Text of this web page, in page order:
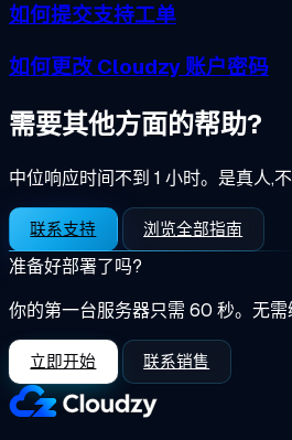
如何提交支持工单
如何更改 Cloudzy 账户密码
需要其他方面的帮助?
中位响应时间不到 1 小时。是真人,不
联系支持 浏览全部指南
准备好部署了吗?
你的第一台服务器只需 60 秒。无需
立即开始 联系销售